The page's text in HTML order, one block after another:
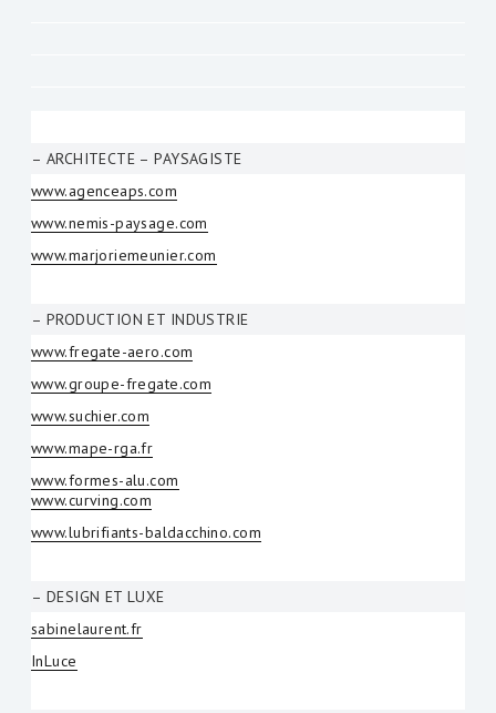
– ARCHITECTE – PAYSAGISTE
www.agenceaps.com
www.nemis-paysage.com
www.marjoriemeunier.com
– PRODUCTION ET INDUSTRIE
www.fregate-aero.com
www.groupe-fregate.com
www.suchier.com
www.mape-rga.fr
www.formes-alu.com
www.curving.com
www.lubrifiants-baldacchino.com
– DESIGN ET LUXE
sabinelaurent.fr
InLuce